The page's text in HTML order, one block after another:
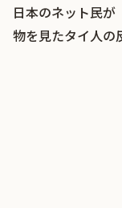
日本のネット民が
物を見たタイ人の